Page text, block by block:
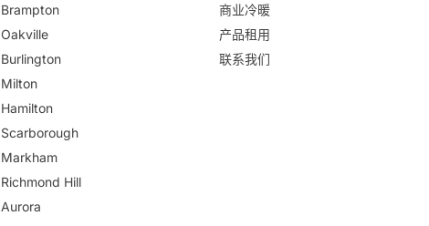
Brampton
Oakville
Burlington
Milton
Hamilton
Scarborough
Markham
Richmond Hill
Aurora
商业冷暖
产品租用
联系我们